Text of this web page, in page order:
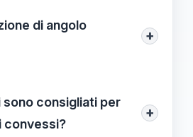
di angolo
+
tra 0 e 180 gradi. Esso
sua forma, che si
sono consigliati per
convessi?
+